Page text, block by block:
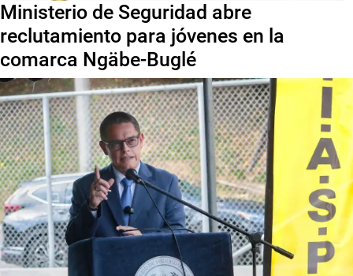
Ministerio de Seguridad abre
reclutamiento para jóvenes en la
comarca Ngäbe-Buglé